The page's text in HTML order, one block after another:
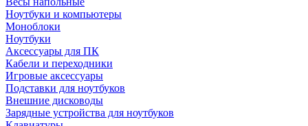
Ноутбуки и компьютеры
Моноблоки
Ноутбуки
Аксессуары для ПК
Кабели и переходники
Игровые аксессуары
Подставки для ноутбуков
Внешние дисководы
Зарядные устройства для ноутбуков